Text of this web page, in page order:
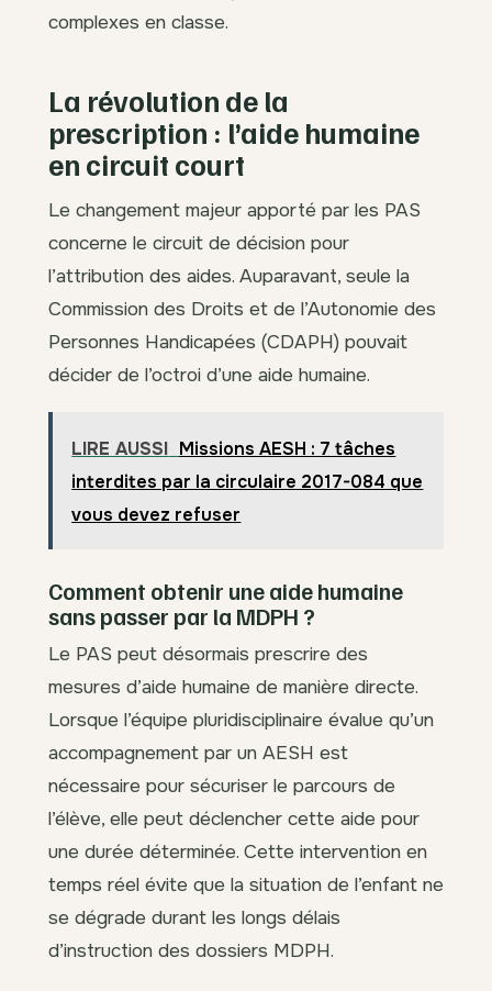
complexes en classe.
La révolution de la
prescription : l’aide humaine
en circuit court
Le changement majeur apporté par les PAS
concerne le circuit de décision pour
l’attribution des aides. Auparavant, seule la
Commission des Droits et de l’Autonomie des
Personnes Handicapées (CDAPH) pouvait
décider de l’octroi d’une aide humaine.
LIRE AUSSI Missions AESH : 7 tâches
interdites par la circulaire 2017-084 que
vous devez refuser
Comment obtenir une aide humaine
sans passer par la MDPH ?
Le PAS peut désormais prescrire des
mesures d’aide humaine de manière directe.
Lorsque l’équipe pluridisciplinaire évalue qu’un
accompagnement par un AESH est
nécessaire pour sécuriser le parcours de
l’élève, elle peut déclencher cette aide pour
une durée déterminée. Cette intervention en
temps réel évite que la situation de l’enfant ne
se dégrade durant les longs délais
d’instruction des dossiers MDPH.